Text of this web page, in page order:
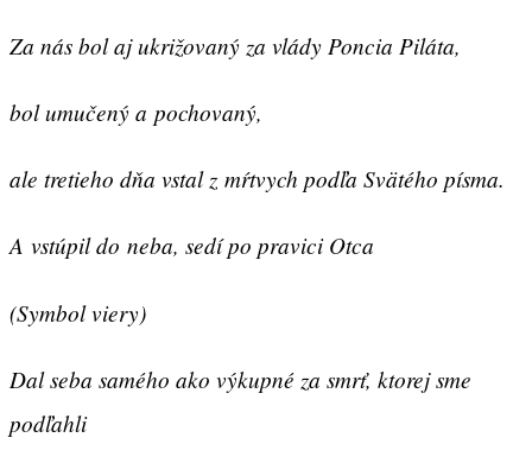
Za nás bol aj ukrižovaný za vlády Poncia Piláta,
bol umučený a pochovaný,
ale tretieho dňa vstal z mŕtvych podľa Svätého písma.
A vstúpil do neba, sedí po pravici Otca
(Symbol viery)
Dal seba samého ako vý­kupné za smrť, ktorej sme
podľahli